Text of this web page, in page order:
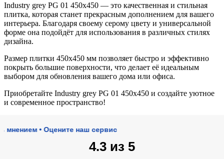
Industry grey PG 01 450х450 — это качественная и стильная
плитка, которая станет прекрасным дополнением для вашего
интерьера. Благодаря своему серому цвету и универсальной
форме она подойдёт для использования в различных стилях
дизайна.
Размер плитки 450х450 мм позволяет быстро и эффективно
покрыть большие поверхности, что делает её идеальным
выбором для обновления вашего дома или офиса.
Приобретайте Industry grey PG 01 450х450 и создайте уютное
и современное пространство!
• Оцените наш сервис
4.3 из 5